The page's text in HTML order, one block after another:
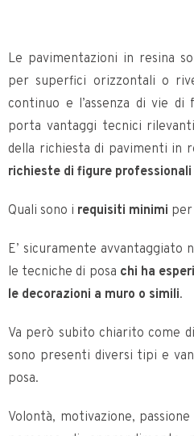
Le pavimentazioni in resina
per superfici orizzontali o
continuo e l’assenza di vie di
porta vantaggi tecnici
della richiesta di pavimenti in
richieste di figure
Quali sono i requisiti minimi
E’ sicuramente avvantaggiato
le tecniche di posa chi ha
le decorazioni a muro o simili.
Va però subito chiarito come
sono presenti diversi tipi e
posa.
Volontà, motivazione,